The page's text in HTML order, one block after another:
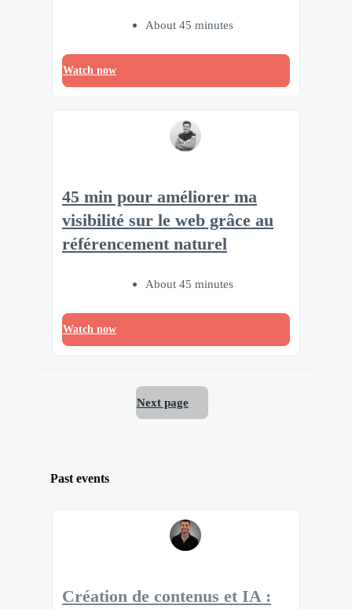
About 45 minutes
Watch now
45 min pour améliorer ma
visibilité sur le web grâce au
référencement naturel
About 45 minutes
Watch now
Next page
Past events
Création de contenus et IA :